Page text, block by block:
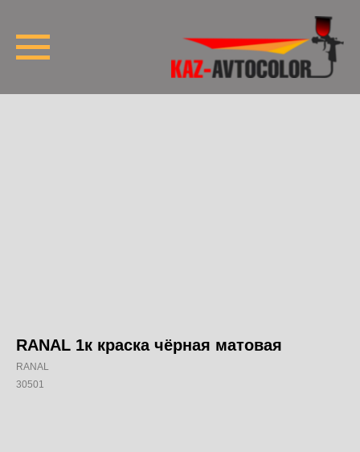
RANAL 1к краска чёрная матовая
RANAL
30501